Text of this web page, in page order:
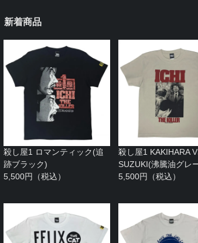
新着商品
殺し屋1 ロマンティック(追
跡ブラック)
5,500円（税込）
殺し屋1 KAKIHARA
SUZUKI(沸騰油グレ
5,500円（税込）